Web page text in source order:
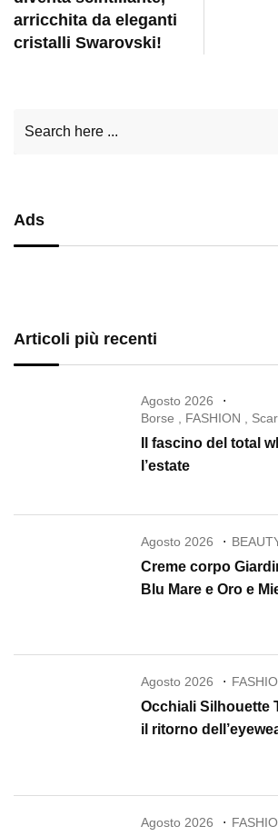
arricchita da eleganti
cristalli Swarovski!
Ads
Articoli più recenti
Agosto 2026
Borse
FASHION
Il fascino del total
l’estate
Agosto 2026
Creme corpo
Blu Mare e Oro e
Agosto 2026
Occhiali Silhouette
il ritorno
Agosto 2026